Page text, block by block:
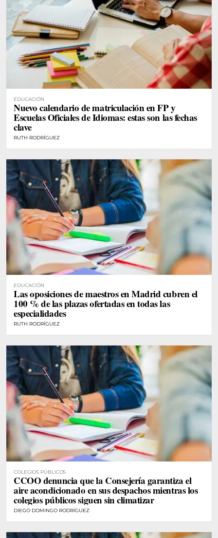
EDUCACIÓN
Nuevo calendario de matriculación en FP y
Escuelas Oficiales de Idiomas: estas son las fechas
clave
RUTH RODRÍGUEZ
EDUCACIÓN
Las oposiciones de maestros en Madrid cubren el
100 % de las plazas ofertadas en todas las
especialidades
RUTH RODRÍGUEZ
COLEGIOS PÚBLICOS
CCOO denuncia que la Consejería garantiza el
aire acondicionado en sus despachos mientras los
colegios públicos siguen sin climatizar
DIEGO DOMINGO RODRÍGUEZ